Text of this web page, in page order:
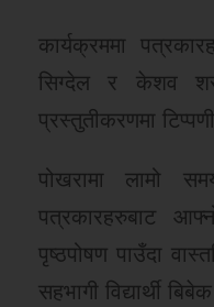
कार्यक्रममा
सिग्देल र केशव शरण
प्रस्तुतीकरणमा
पोखरामा लामो
पत्रकारहरुबाट
पृष्ठपोषण पाउँदा
सहभागी विद्यार्थी